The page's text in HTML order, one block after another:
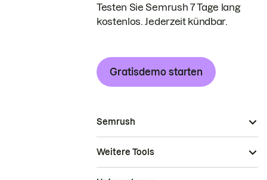
Testen Sie Semrush 7 Tage lang
kostenlos. Jederzeit kündbar.
Gratisdemo starten
Semrush
Weitere Tools